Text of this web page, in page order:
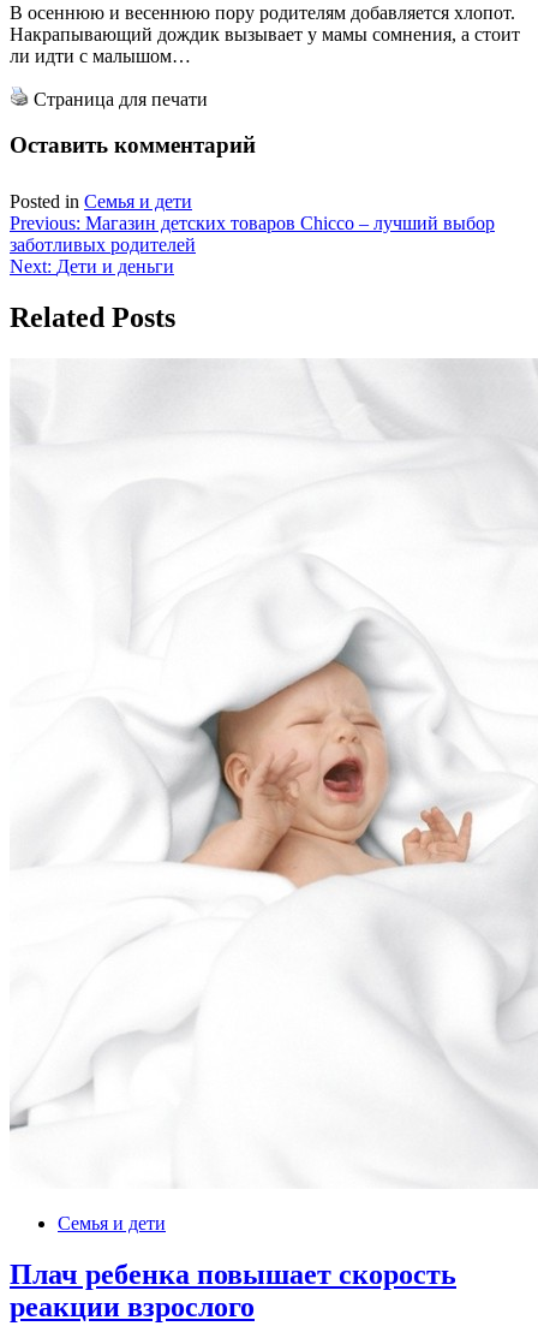
В осеннюю и весеннюю пору родителям добавляется хлопот.
Накрапывающий дождик вызывает у мамы сомнения, а стоит
ли идти с малышом…
Страница для печати
Оставить комментарий
Posted in Семья и дети
Навигация
по
Previous: Магазин детских товаров Chicco – лучший выбор
заботливых родителей
Next: Дети и деньги
Related Posts
Семья и дети
Плач ребенка повышает скорость
реакции взрослого